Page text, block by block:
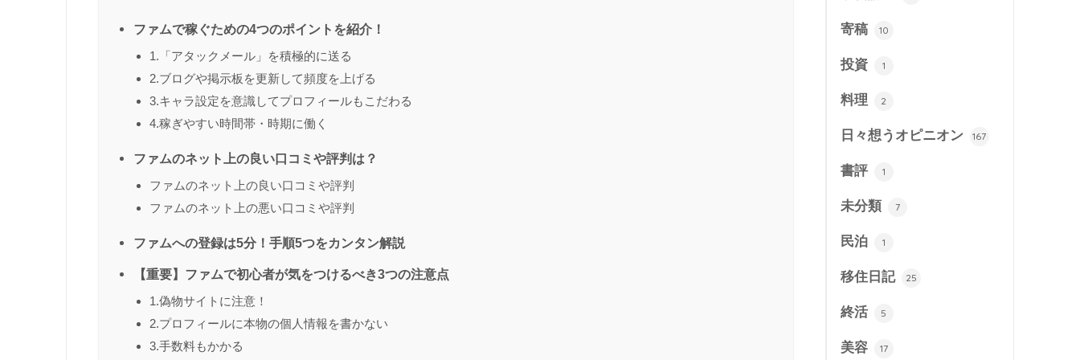
ファムで稼ぐための4つのポイントを紹介！
1.「アタックメール」を積極的に送る
2.ブログや掲示板を更新して頻度を上げる
3.キャラ設定を意識してプロフィールもこだわる
4.稼ぎやすい時間帯・時期に働く
ファムのネット上の良い口コミや評判は？
ファムのネット上の良い口コミや評判
ファムのネット上の悪い口コミや評判
ファムへの登録は5分！手順5つをカンタン解説
【重要】ファムで初心者が気をつけるべき3つの注意点
1.偽物サイトに注意！
2.プロフィールに本物の個人情報を書かない
3.手数料もかかる
寄稿 10
投資 1
料理 2
日々想うオピニオン 167
書評 1
未分類 7
民泊 1
移住日記 25
終活 5
美容 17